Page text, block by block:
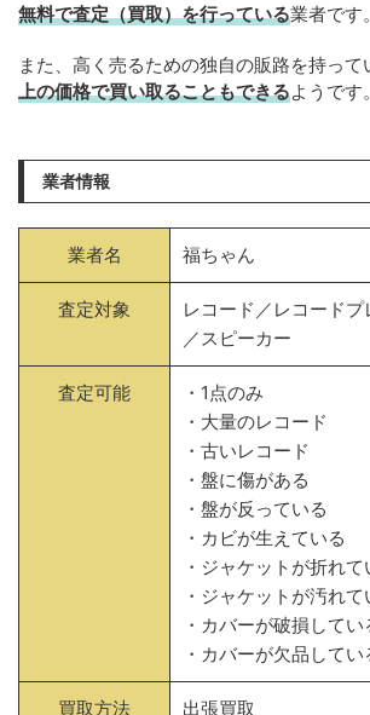
無料で査定（買取）を行っている業者です。
また、高く売るための独自の販路を持って
上の価格で買い取ることもできるようです。
業者情報
業者名 福ちゃん
査定対象
レコード／レコード
／スピーカー
査定可能
・1点のみ
・大量のレコード
・古いレコード
・盤に傷がある
・盤が反っている
・カビが生えている
・ジャケットが折れて
・ジャケットが汚れて
・カバーが破損してい
・カバーが欠品してい
買取方法 出張買取